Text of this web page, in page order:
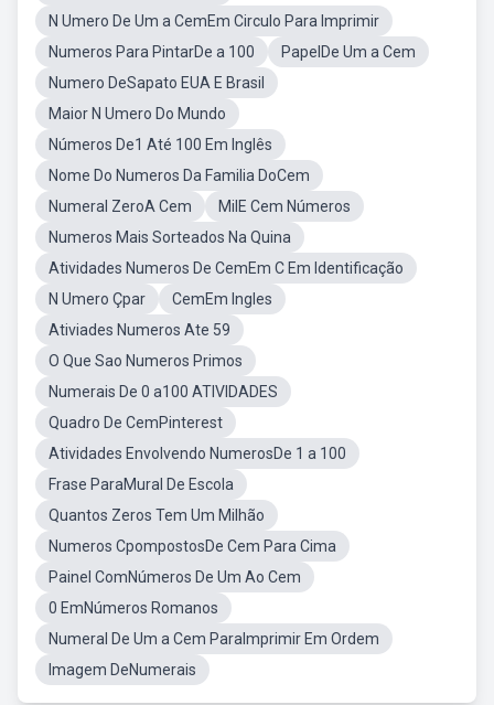
N Umero De Um a CemEm Circulo Para Imprimir
Numeros Para PintarDe a 100
PapelDe Um a Cem
Numero DeSapato EUA E Brasil
Maior N Umero Do Mundo
Números De1 Até 100 Em Inglês
Nome Do Numeros Da Familia DoCem
Numeral ZeroA Cem
MilE Cem Números
Numeros Mais Sorteados Na Quina
Atividades Numeros De CemEm C Em Identificação
N Umero Çpar
CemEm Ingles
Ativiades Numeros Ate 59
O Que Sao Numeros Primos
Numerais De 0 a100 ATIVIDADES
Quadro De CemPinterest
Atividades Envolvendo NumerosDe 1 a 100
Frase ParaMural De Escola
Quantos Zeros Tem Um Milhão
Numeros CpompostosDe Cem Para Cima
Painel ComNúmeros De Um Ao Cem
0 EmNúmeros Romanos
Numeral De Um a Cem ParaImprimir Em Ordem
Imagem DeNumerais